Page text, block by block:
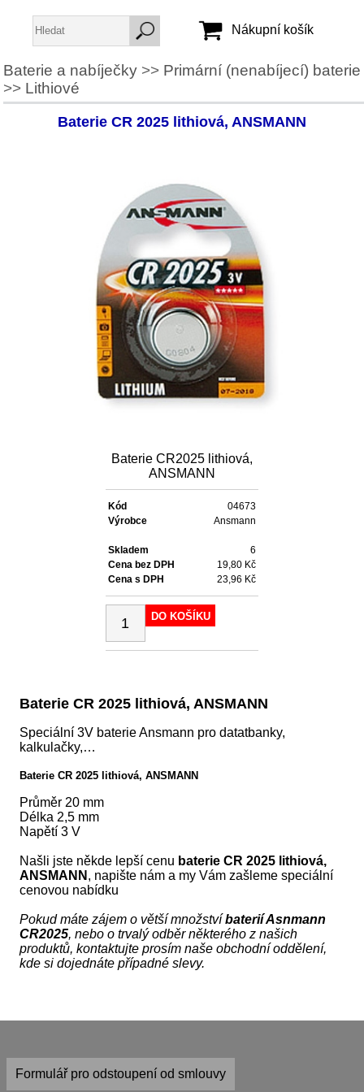
Heslo:
Zapomenuté heslo
Nákupní košík
Baterie a nabíječky>> Primární (nenabíjecí) baterie
>> Lithiové
Baterie CR 2025 lithiová, ANSMANN
Baterie CR2025 lithiová,
ANSMANN
Kód
04673
Výrobce
Ansmann
Skladem
6
Cena bez DPH
19,80 Kč
Cena s DPH
23,96 Kč
DO KOŠÍKU
Baterie CR 2025 lithiová, ANSMANN
Speciální 3V baterie Ansmann pro datatbanky,
kalkulačky,…
Baterie CR 2025 lithiová, ANSMANN
Průměr 20 mm
Délka 2,5 mm
Napětí 3 V
Našli jste někde lepší cenu baterie CR 2025 lithiová,
ANSMANN , napište nám a my Vám zašleme speciální
cenovou nabídku
Pokud máte zájem o větší množstvíbaterií Asnmann
CR2025, nebo o trvalý odběr některého z našich
produktů, kontaktujte prosím naše obchodní oddělení,
kde si dojednáte případné slevy.
Formulář pro odstoupení od smlouvy